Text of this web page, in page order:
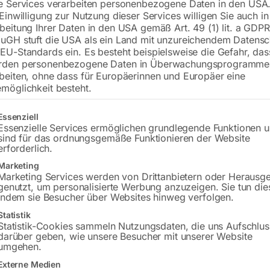
Tischplatte 1200×800 mm
Bohrung ø16
Gitter diagonal
Lieferzeit:ca. 8 – 10 Wochen
Bitte beachten Sie: Die Versandkosten
In den
Services verarbeiten personenbezogene Daten in den
zur Nutzung dieser Services willigen Sie auch
Ihrer Daten in den USA gemäß Art. 49 (1) lit. a
stuft die USA als ein Land mit unzureichendem
Standards ein. Es besteht beispielsweise die Gefahr,
personenbezogene Daten in
ohne dass für Europäerinnen und Europäer eine
besteht.
eine Liste der Service-Gruppen, für die eine Einwilligung erteilt
Services ermöglichen grundlegende Funktionen
für das ordnungsgemäße Funktionieren der Website
Services werden von Drittanbietern oder
um personalisierte Werbung anzuzeigen. Sie tun
sie Besucher über Websites hinweg verfolgen.
Cookies sammeln Nutzungsdaten, die uns
geben, wie unsere Besucher mit unserer Website
Medien